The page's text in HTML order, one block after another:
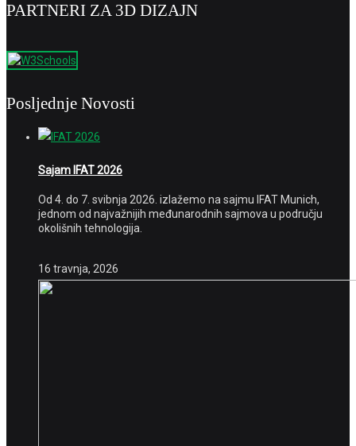
PARTNERI ZA 3D DIZAJN
Posljednje Novosti
Sajam IFAT 2026
Od 4. do 7. svibnja 2026. izlažemo na sajmu IFAT Munich,
jednom od najvažnijih međunarodnih sajmova u području
okolišnih tehnologija.
16 travnja, 2026